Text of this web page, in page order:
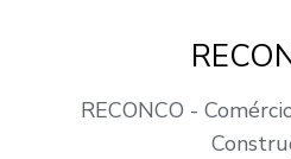
RECONCO -